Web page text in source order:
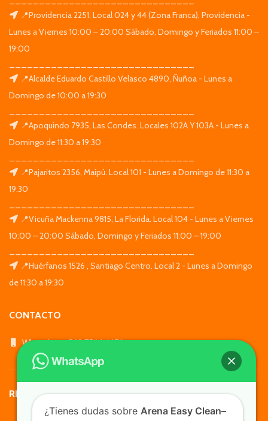
📍Providencia 2251. Local 024 y 44 (Zona Franca), Providencia -
Lunes a Viernes 10:00 – 20:00 Sábado, Domingo y Feriados 11:00 –
19:00
📍Alcalde Eduardo Castillo Velasco 4890, Ñuñoa - Lunes a
Domingo de 10:00 a 19:30
📍Apoquindo 7935, Las Condes. Locales 102A Y 103A - Lunes a
Domingo de 11:30 a 19:30
📍Pajaritos 2356, Maipú. Local 101 - Lunes a Domingo de 11:30 a
19:30
📍Vicuña Mackenna 9815, La Florida. Local 104 - Lunes a Viernes
10:00 – 20:00 Sábado, Domingo y Feriados 11:00 – 19:00
📍Huérfanos 1526 , Santiago Centro. Local 2 - Lunes a Domingo
de 11:30 a 19:30
CONTACTO
WhatsApp: +569 7564 4676
REDES SOCIALES
¿Tienes dudas sobre Arena Easy Clean–